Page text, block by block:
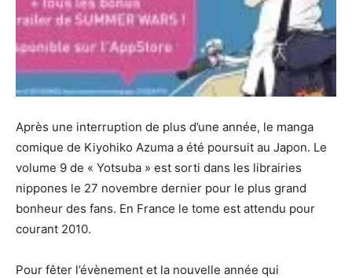
Après une interruption de plus d’une année, le manga
comique de Kiyohiko Azuma a été poursuit au Japon. Le
volume 9 de « Yotsuba » est sorti dans les librairies
nippones le 27 novembre dernier pour le plus grand
bonheur des fans. En France le tome est attendu pour
courant 2010.
Pour fêter l’évènement et la nouvelle année qui